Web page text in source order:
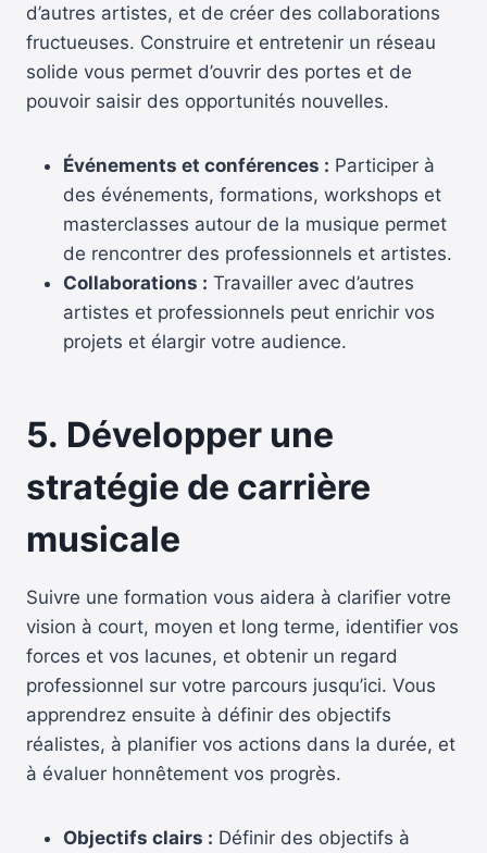
d’autres artistes, et de créer des collaborations
fructueuses. Construire et entretenir un réseau
solide vous permet d’ouvrir des portes et de
pouvoir saisir des opportunités nouvelles.
Événements et conférences : Participer à
des événements, formations, workshops et
masterclasses autour de la musique permet
de rencontrer des professionnels et artistes.
Collaborations : Travailler avec d’autres
artistes et professionnels peut enrichir vos
projets et élargir votre audience.
5. Développer une
stratégie de carrière
musicale
Suivre une formation vous aidera à clarifier votre
vision à court, moyen et long terme, identifier vos
forces et vos lacunes, et obtenir un regard
professionnel sur votre parcours jusqu’ici. Vous
apprendrez ensuite à définir des objectifs
réalistes, à planifier vos actions dans la durée, et
à évaluer honnêtement vos progrès.
Objectifs clairs : Définir des objectifs à